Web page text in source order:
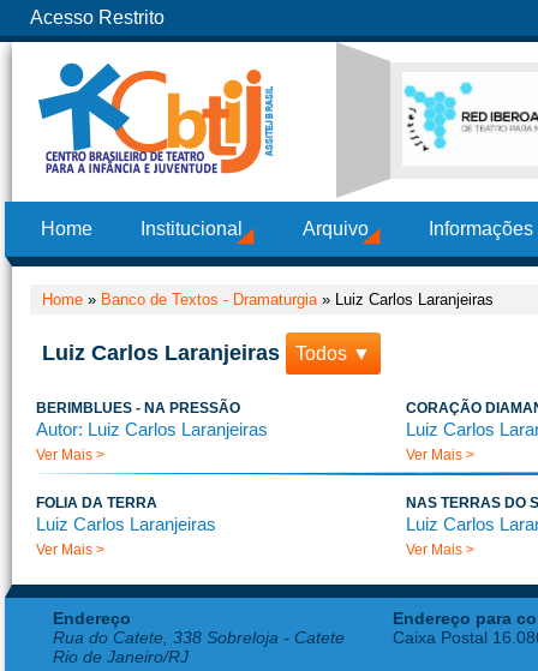
Acesso Restrito
Home Institucional Arquivo
Home » Banco de Textos - Dramaturgia» Luiz Carlos Laranjeiras
Luiz Carlos Laranjeiras Todos ▼
BERIMBLUES - NA PRESSÃO
Autor: Luiz Carlos Laranjeiras
Ver Mais >
CORAÇÃO
Luiz Carlos
Ver Mais >
FOLIA DA TERRA
Luiz Carlos Laranjeiras
Ver Mais >
NAS TERRAS DO
Luiz Carlos
Ver Mais >
Endereço
Rua do Catete, 338 Sobreloja - Catete
Rio de Janeiro/RJ
Endereço para
Caixa Postal